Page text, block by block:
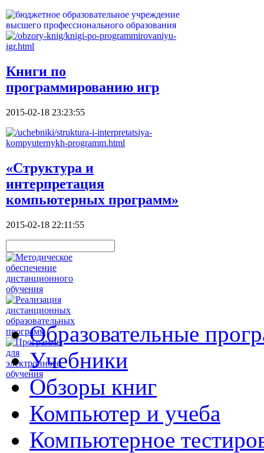
Книги по
программированию игр
2015-02-18 23:23:55
«Структура и
интерпретация
компьютерных программ»
2015-02-18 22:11:55
Образовательные
Учебники
Обзоры книг
Компьютер и учеба
Компьютерное